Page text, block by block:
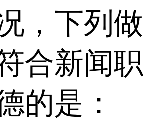
，下列做
合新闻职
的是：